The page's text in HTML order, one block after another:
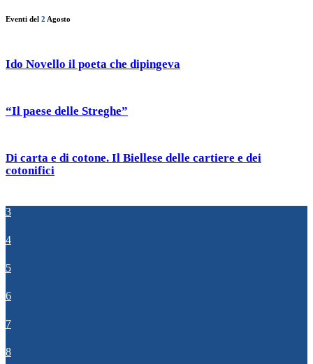
Eventi del 2 Agosto
Ido Novello il poeta che dipingeva
“Il paese delle Streghe”
Di carta e di cotone. Il Biellese delle cartiere e dei
cotonifici
3
4
5
6
7
8